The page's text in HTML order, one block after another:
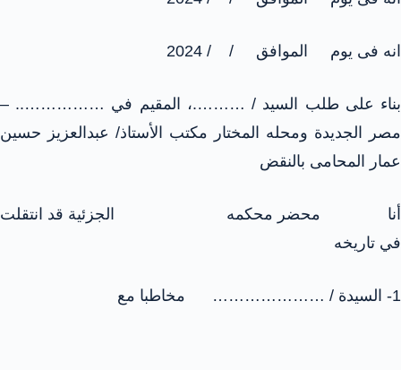
انه فى يوم الموافق / / 2024
بناء على طلب السيد / ……….، المقيم في …………….. –
مصر الجديدة ومحله المختار مكتب الأستاذ/ عبدالعزيز حسين
عمار المحامى بالنقض
أنا محضر محكمه الجزئية قد انتقلت
في تاريخه
1- السيدة / ………………… مخاطبا مع